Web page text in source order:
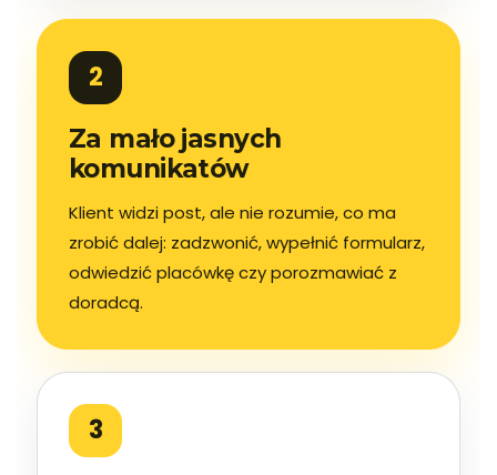
2
Za mało jasnych
komunikatów
Klient widzi post, ale nie rozumie, co ma
zrobić dalej: zadzwonić, wypełnić formularz,
odwiedzić placówkę czy porozmawiać z
doradcą.
3